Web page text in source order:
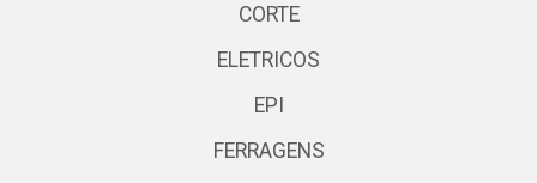
CORTE
ELETRICOS
EPI
FERRAGENS